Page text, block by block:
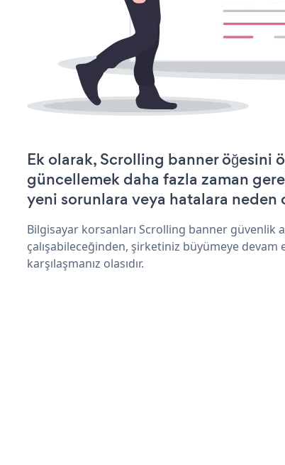
Ek olarak, Scrolling banner öğesini
güncellemek daha fazla zaman
yeni sorunlara veya hatalara neden
Bilgisayar korsanları Scrolling banner güvenlik
çalışabileceğinden, şirketiniz büyümeye devam
karşılaşmanız olasıdır.